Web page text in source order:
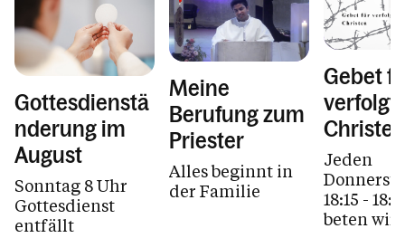
Gottesdienstä
nderung im
August
Sonntag 8 Uhr
Gottesdienst
entfällt
Meine
Berufung zum
Priester
Alles beginnt in
der Familie
Gebet
Christen
Jeden
18:15 -
beten wir